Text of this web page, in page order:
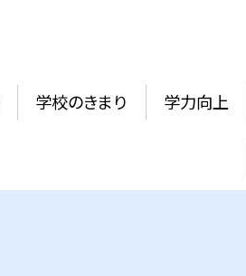
学校のきまり 学力向上